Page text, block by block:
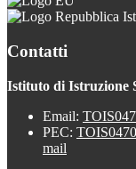
Contatti
Istituto di Istruzione
Email:
PEC:
mail